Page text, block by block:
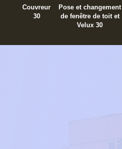
Couvreur
30
Pose et changement
de fenêtre de toit et
Velux 30